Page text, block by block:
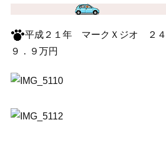
平成２１年 マークＸジオ ２
９．９万円